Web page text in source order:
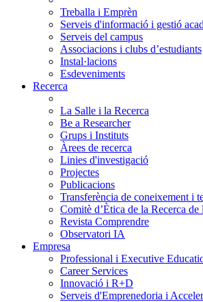
Treballa i Emprèn
Serveis d'informació i gestió
Serveis del campus
Associacions i clubs d’estudiants
Instal·lacions
Esdeveniments
Recerca
La Salle i la Recerca
Be a Researcher
Grups i Instituts
Àrees de recerca
Linies d'investigació
Projectes
Publicacions
Transferència de coneixement i
Comitè d’Ètica de la Recerca de
Revista Comprendre
Observatori IA
Empresa
Professional i Executive
Career Services
Innovació i R+D
Serveis d'Emprenedoria i